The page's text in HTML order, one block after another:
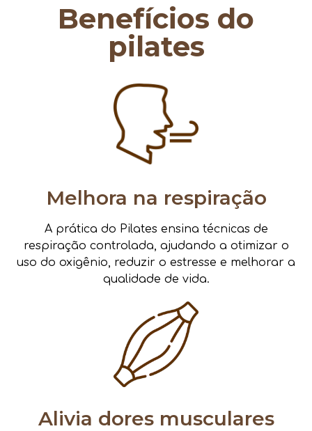
Benefícios do
pilates
Melhora na respiração
A prática do Pilates ensina técnicas de
respiração controlada, ajudando a otimizar o
uso do oxigênio, reduzir o estresse e melhorar a
qualidade de vida.
Alivia dores musculares